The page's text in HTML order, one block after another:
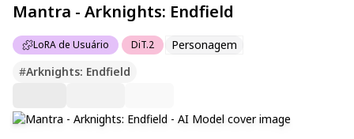
LoRA de Usuário DiT.2 Personagem
Mantra - Arknights: Endfield
#Arknights: Endfield